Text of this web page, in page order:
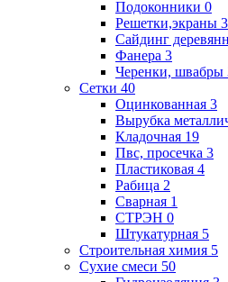
Подоконники 0
Решетки,экраны 3
Сайдинг
Фанера 3
Черенки, швабры
Сетки 40
Оцинкованная 3
Вырубка
Кладочная 19
Пвс, просечка 3
Пластиковая 4
Рабица 2
Сварная 1
СТРЭН 0
Штукатурная 5
Строительная химия 5
Сухие смеси 50